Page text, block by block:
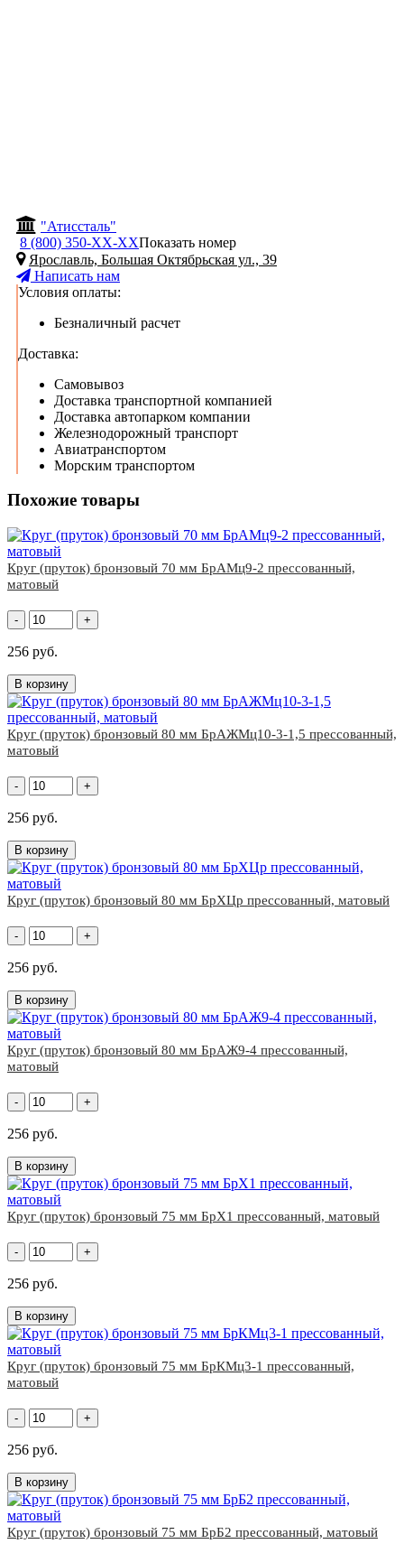
"Атиссталь"
8 (800) 350-ХХ-ХХПоказать номер
Ярославль, Большая Октябрьская ул., 39
Написать нам
Условия оплаты:
Безналичный расчет
Доставка:
Самовывоз
Доставка транспортной компанией
Доставка автопарком компании
Железнодорожный транспорт
Авиатранспортом
Морским транспортом
Похожие товары
Круг (пруток) бронзовый 70 мм БрАМц9-2 прессованный,
матовый
- +
256 руб.
В корзину
Круг (пруток) бронзовый 80 мм БрАЖМц10-3-1,5 прессованный,
матовый
- +
256 руб.
В корзину
Круг (пруток) бронзовый 80 мм БрХЦр прессованный, матовый
- +
256 руб.
В корзину
Круг (пруток) бронзовый 80 мм БрАЖ9-4 прессованный,
матовый
- +
256 руб.
В корзину
Круг (пруток) бронзовый 75 мм БрХ1 прессованный, матовый
- +
256 руб.
В корзину
Круг (пруток) бронзовый 75 мм БрКМц3-1 прессованный,
матовый
- +
256 руб.
В корзину
Круг (пруток) бронзовый 75 мм БрБ2 прессованный, матовый